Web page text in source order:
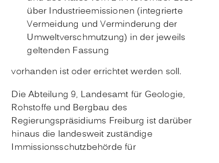
über Industrieemissionen (integrierte
Vermeidung und Verminderung der
Umweltverschmutzung) in der jeweils
geltenden Fassung
vorhanden ist oder errichtet werden soll.
Die Abteilung 9, Landesamt für Geologie,
Rohstoffe und Bergbau des
Regierungspräsidiums Freiburg ist darüber
hinaus die landesweit zuständige
Immissionsschutzbehörde für